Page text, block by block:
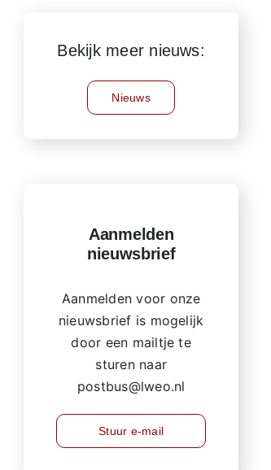
Bekijk meer nieuws:
Nieuws
Aanmelden
nieuwsbrief
Aanmelden voor onze
nieuwsbrief is mogelijk
door een mailtje te
sturen naar
postbus@lweo.nl
Stuur e-mail